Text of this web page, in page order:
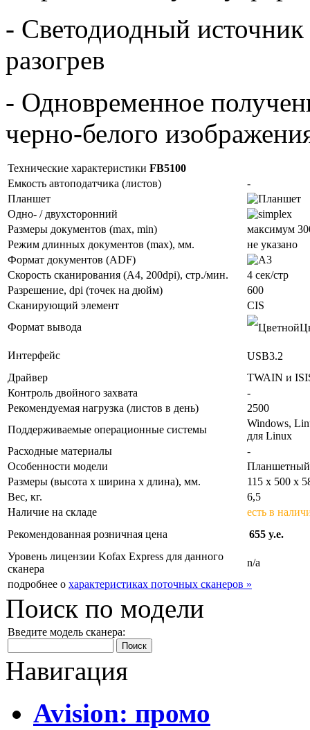
- Светодиодный источник
разогрев
- Одновременное
черно-белого
Технические характеристики FB5100
Емкость автоподатчика (листов)
-
Планшет
Одно- / двухсторонний
Размеры документов (max, min)
максимум
Режим длинных документов (max), мм.
не указано
Формат документов (ADF)
Скорость сканирования (А4, 200dpi), стр./мин.
4 сек/стр
Разрешение, dpi (точек на дюйм)
600
Сканирующий элемент
CIS
Формат вывода
Интерфейс
USB3.2
Драйвер
TWAIN и
Контроль двойного захвата
-
Рекомендуемая нагрузка (листов в день)
2500
Поддерживаемые операционные системы
Windows,
для Linux
Расходные материалы
-
Особенности модели
Планшетный
Размеры (высота х ширина х длина), мм.
115 x 500 x
Вес, кг.
6,5
Наличие на складе
есть в
Рекомендованная розничная цена
655 y.e.
Уровень лицензии Kofax Express для данного
сканера
n/a
подробнее о характеристиках поточных сканеров »
Поиск по модели
Введите модель сканера:
Навигация
Avision: промо